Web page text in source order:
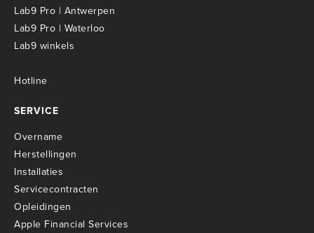
Lab9 Pro | Antwerpen
Lab9 Pro | Waterloo
Lab9 winkels
Hotline
SERVICE
Overname
Herstellingen
Installaties
Servicecontracten
Opleidingen
Apple Financial Services